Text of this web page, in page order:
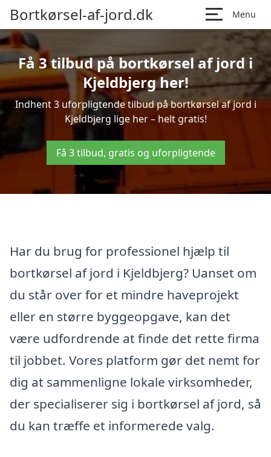
Bortkørsel-af-jord.dk Menu
Få 3 tilbud på bortkørsel af jord i
Kjeldbjerg her!
Indhent 3 uforpligtende tilbud på bortkørsel af jord i
Kjeldbjerg lige her – helt gratis!
Få 3 tilbud, gratis og uforpligtende
Har du brug for professionel hjælp til
bortkørsel af jord i Kjeldbjerg? Uanset om
du står over for et mindre haveprojekt
eller en større byggeopgave, kan det
være udfordrende at finde det rette firma
til jobbet. Vores platform gør det nemt for
dig at sammenligne lokale virksomheder,
der specialiserer sig i bortkørsel af jord, så
du kan træffe et informerede valg.